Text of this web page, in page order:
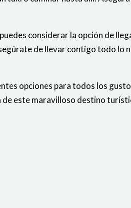
considerar la opción de
de llevar contigo todo lo
opciones para todos los
este maravilloso destino